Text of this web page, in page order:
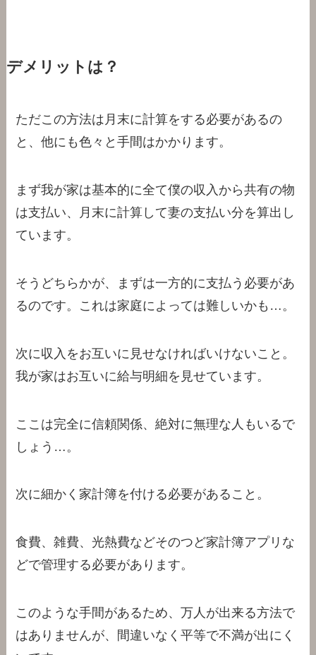
デメリットは？
ただこの方法は月末に計算をする必要があるの
と、他にも色々と手間はかかります。
まず我が家は基本的に全て僕の収入から共有の物
は支払い、月末に計算して妻の支払い分を算出し
ています。
そうどちらかが、まずは一方的に支払う必要があ
るのです。これは家庭によっては難しいかも…。
次に収入をお互いに見せなければいけないこと。
我が家はお互いに給与明細を見せています。
ここは完全に信頼関係、絶対に無理な人もいるで
しょう…。
次に細かく家計簿を付ける必要があること。
食費、雑費、光熱費などそのつど家計簿アプリな
どで管理する必要があります。
このような手間があるため、万人が出来る方法で
はありませんが、間違いなく平等で不満が出にく